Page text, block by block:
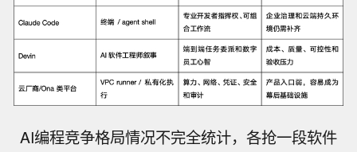
AI编程竞争格局情况不完全统计，各抢一段软件